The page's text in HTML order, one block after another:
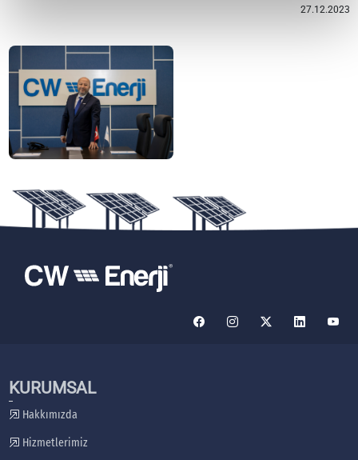
27.12.2023
KURUMSAL
Hakkımızda
Hizmetlerimiz